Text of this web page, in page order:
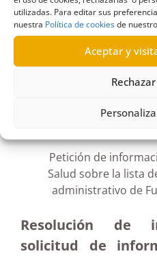
utilizadas. Para editar sus
nuestra Política de cookiesde
Aceptar y
Inadmisión,Lista de
Petición de
Salud sobre la lista
administrativo de
Resolución de
solicitud de